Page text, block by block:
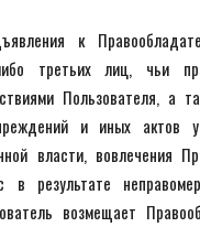
к
третьих лиц, чьи
Пользователя, а
и иных актов
власти, вовлечения
результате
возмещает